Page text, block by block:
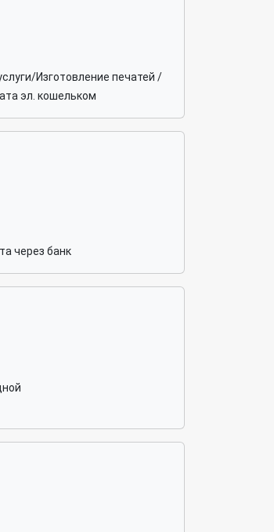
Изготовление печатей /
эл. кошельком
через банк